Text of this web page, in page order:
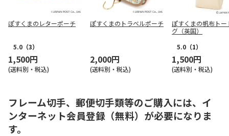
ぽすくまのレターポーチ
5.0 （3）
1,500円
(送料別・税込)
ぽすくまのトラベルポーチ
2,000円
(送料別・税込)
ぽすくまの帆布トー
グ（英国）
5.0 （1）
1,500円
(送料別・税込)
フレーム切手、郵便切手類等のご購入には、イ
ンターネット会員登録（無料）が必要になりま
す。